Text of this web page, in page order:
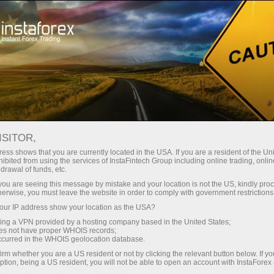
Treyderlar uchun Savdo shartlari
Savdo vositalari
#MSFT
MSFT
499.98 (%) 06 Aug 2026 19:59
Купить
499.98
499.96
shows that you are currently located in the USA. If you are a resident of the
from using the services of InstaFintech Group including online trading,
of funds, etc.
are seeing this message by mistake and your location is not the US, kindly
you must leave the website in order to comply with government
IP address show your location as the USA?
a VPN provided by a hosting company based in the United States;
not have proper WHOIS records;
in the WHOIS geolocation database.
whether you are a US resident or not by clicking the relevant button below. If
being a US resident, you will not be able to open an account with InstaForex